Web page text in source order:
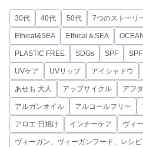
30代 40代 50代 7つのストーリ
Ethical&SEA Ethical＆SEA
PLASTIC FREE SDGs SPF
UVケア UVリップ アイシャドウ
あせも 大人 アップサイクル アフ
アルガンオイル アルコールフリー
アロエ 日焼け インナーケア ヴィ
ヴィーガン、ヴィーガンフード、レシピ